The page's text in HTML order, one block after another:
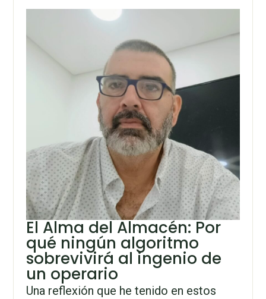
El Alma del Almacén: Por
qué ningún algoritmo
sobrevivirá al ingenio de
un operario
Una reflexión que he tenido en estos